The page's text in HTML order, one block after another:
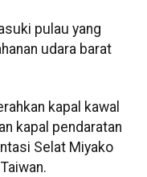
pulau yang
udara barat
kapal kawal
kapal pendaratan
Selat Miyako